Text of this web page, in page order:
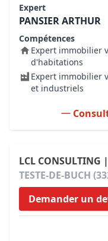
Expert
PANSIER ARTHUR
Compétences
Expert immobilier
d'habitations
Expert immobilier
et industriels
LCL CONSULTING |
TESTE-DE-BUCH
Demander un